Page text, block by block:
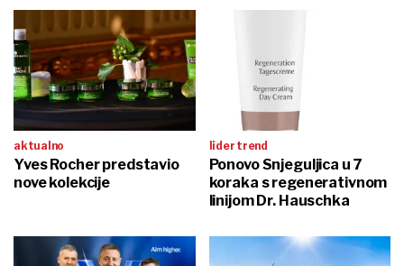
aktualno
Yves Rocher predstavio
nove kolekcije
lider trend
Ponovo Snjeguljica u 7
koraka s regenerativnom
linijom Dr. Hauschka